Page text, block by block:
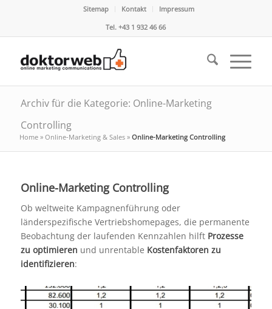
Sitemap Kontakt
Impressum
Tel. +43 1 932 46 66
Archiv für die Kategorie: Online-Marketing
Controlling
Home» Online-Marketing & Sales» Online-Marketing Controlling
Online-Marketing Controlling
Ob weltweite Kampagnenführung oder
länderspezifische Vertriebshomepages, die permanente
Beobachtung der laufenden Kennzahlen hilft Prozesse
zu optimieren und unrentable Kostenfaktoren zu
identifizieren: